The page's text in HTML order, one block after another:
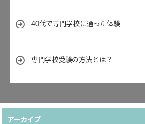
40代で専門学校に通った体験
専門学校受験の方法とは？
アーカイブ